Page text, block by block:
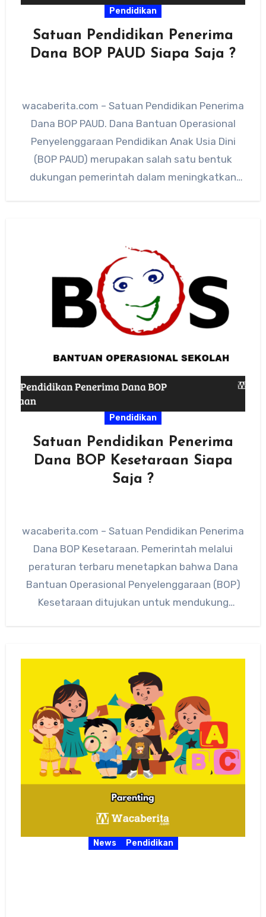
Pendidikan
Satuan Pendidikan Penerima
Dana BOP PAUD Siapa Saja ?
wacaberita.com – Satuan Pendidikan Penerima
Dana BOP PAUD. Dana Bantuan Operasional
Penyelenggaraan Pendidikan Anak Usia Dini
(BOP PAUD) merupakan salah satu bentuk
dukungan pemerintah dalam meningkatkan
Pendidikan
Satuan Pendidikan Penerima
Dana BOP Kesetaraan Siapa
Saja ?
wacaberita.com – Satuan Pendidikan Penerima
Dana BOP Kesetaraan. Pemerintah melalui
peraturan terbaru menetapkan bahwa Dana
Bantuan Operasional Penyelenggaraan (BOP)
Kesetaraan ditujukan untuk mendukung
News Pendidikan